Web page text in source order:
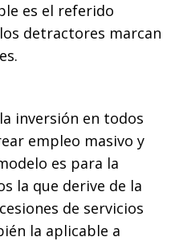
es el referido
detractores marcan
inversión en todos
empleo masivo y
es para la
la que derive de la
de servicios
la aplicable a